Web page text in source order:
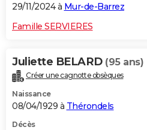
29/11/2024 à Mur-de-Barrez
Famille SERVIERES
Juliette BELARD (95 ans)
Créer une cagnotte obsèques
Naissance
08/04/1929 à Thérondels
Décès